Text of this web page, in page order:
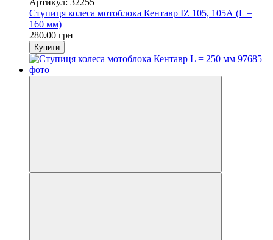
Ступиця колеса мотоблока Кентавр IZ 105, 105А (L =
160 мм)
280.00 грн
Купити